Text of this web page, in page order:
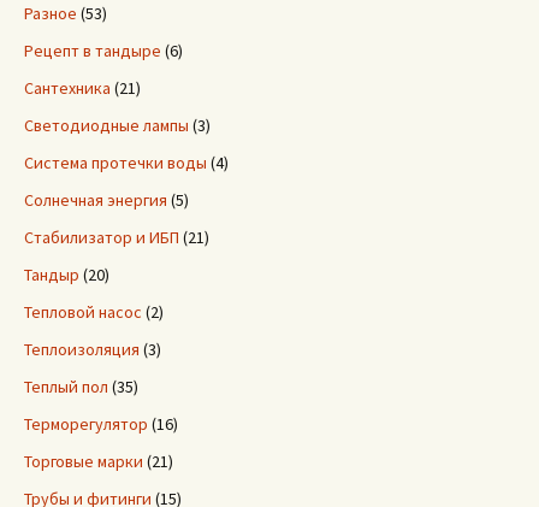
Разное (53)
Рецепт в тандыре (6)
Сантехника (21)
Светодиодные лампы (3)
Система протечки воды (4)
Солнечная энергия (5)
Стабилизатор и ИБП (21)
Тандыр (20)
Тепловой насос (2)
Теплоизоляция (3)
Теплый пол (35)
Терморегулятор (16)
Торговые марки (21)
Трубы и фитинги (15)